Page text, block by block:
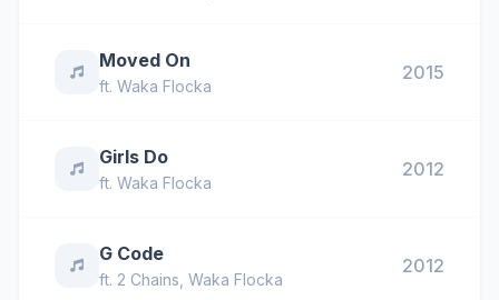
Moved On
ft. Waka Flocka
2015
Girls Do
ft. Waka Flocka
2012
G Code
ft. 2 Chains Waka Flocka
2012